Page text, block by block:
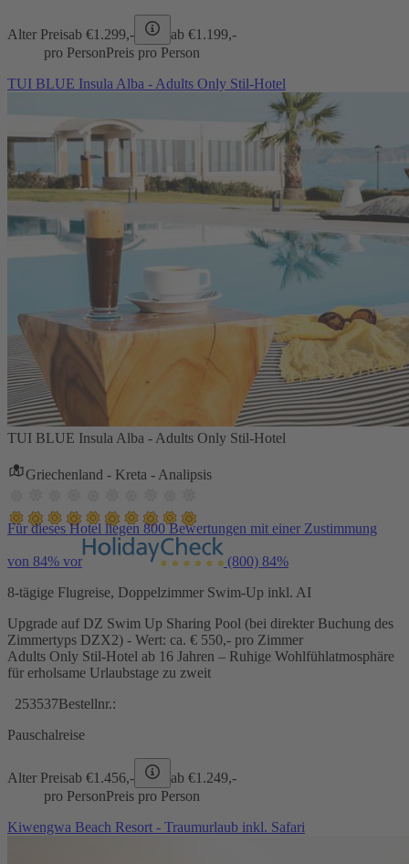
Alter Preisab €1.299,- ab €1.199,-
pro PersonPreis pro Person
TUI BLUE Insula Alba - Adults Only Stil-Hotel
TUI BLUE Insula Alba - Adults Only Stil-Hotel
Griechenland - Kreta - Analipsis
Für dieses Hotel liegen 800 Bewertungen mit einer Zustimmung
von 84% vor (800) 84%
8-tägige Flugreise, Doppelzimmer Swim-Up inkl. AI
Upgrade auf DZ Swim Up Sharing Pool (bei direkter Buchung des
Zimmertyps DZX2) - Wert: ca. € 550,- pro Zimmer
Adults Only Stil-Hotel ab 16 Jahren – Ruhige Wohlfühlatmosphäre
für erholsame Urlaubstage zu zweit
253537Bestellnr.:
Pauschalreise
Alter Preisab €1.456,- ab €1.249,-
pro PersonPreis pro Person
Kiwengwa Beach Resort - Traumurlaub inkl. Safari